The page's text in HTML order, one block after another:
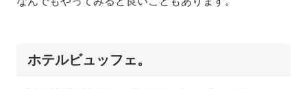
ホテルビュッフェ。